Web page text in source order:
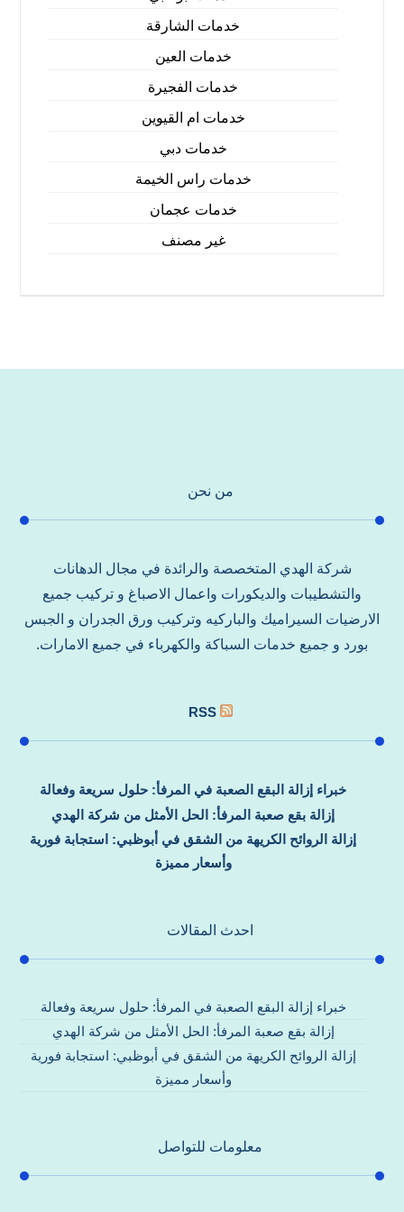
خدمات الشارقة
خدمات العين
خدمات الفجيرة
خدمات ام القيوين
خدمات دبي
خدمات راس الخيمة
خدمات عجمان
غير مصنف
من نحن
شركة الهدي المتخصصة والرائدة في مجال الدهانات
والتشطيبات والديكورات واعمال الاصباغ و تركيب جميع
الارضيات السيراميك والباركيه وتركيب ورق الجدران و الجبس
بورد و جميع خدمات السباكة والكهرباء في جميع الامارات.
RSS
خبراء إزالة البقع الصعبة في المرفأ: حلول سريعة وفعالة
إزالة بقع صعبة المرفأ: الحل الأمثل من شركة الهدي
إزالة الروائح الكريهة من الشقق في أبوظبي: استجابة فورية
وأسعار مميزة
احدث المقالات
خبراء إزالة البقع الصعبة في المرفأ: حلول سريعة وفعالة
إزالة بقع صعبة المرفأ: الحل الأمثل من شركة الهدي
إزالة الروائح الكريهة من الشقق في أبوظبي: استجابة فورية
وأسعار مميزة
معلومات للتواصل